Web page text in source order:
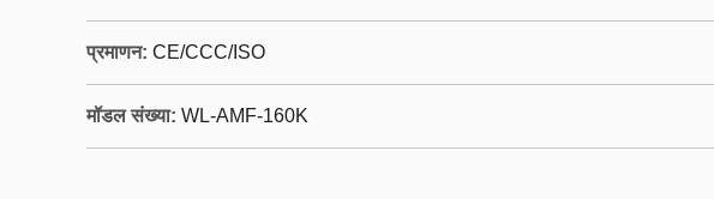
प्रमाणन: CE/CCC/ISO
मॉडल संख्या: WL-AMF-160K